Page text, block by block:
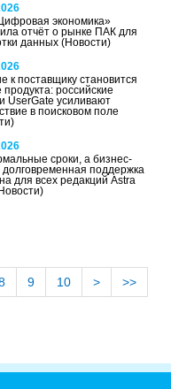
экономика»
отчёт о рынке ПАК для
данных(Новости)
к поставщику становится
продукта: российские
UserGate усиливают
в поисковом поле
сроки, а бизнес-
долговременная поддержка
для всех редакций Astra
9 10 > >>